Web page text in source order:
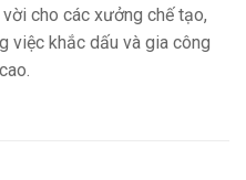
cho các xưởng chế tạo,
việc khắc dấu và gia công